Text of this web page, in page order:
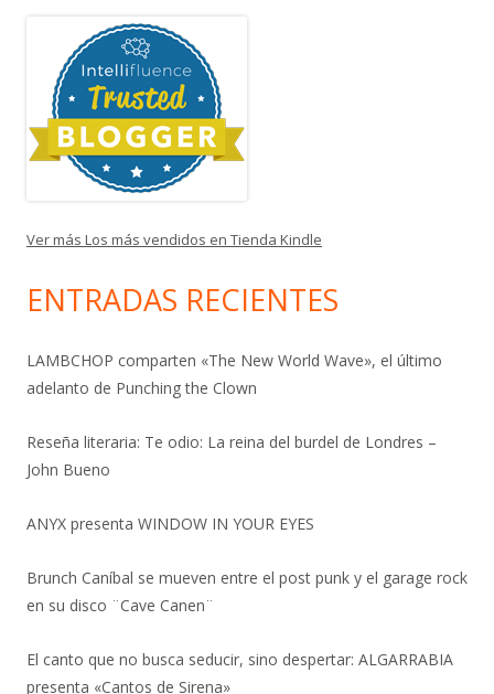
Ver más Los más vendidos en Tienda Kindle
ENTRADAS RECIENTES
LAMBCHOP comparten «The New World Wave», el último
adelanto de Punching the Clown
Reseña literaria: Te odio: La reina del burdel de Londres –
John Bueno
ANYX presenta WINDOW IN YOUR EYES
Brunch Caníbal se mueven entre el post punk y el garage rock
en su disco ¨Cave Canen¨
El canto que no busca seducir, sino despertar: ALGARRABIA
presenta «Cantos de Sirena»